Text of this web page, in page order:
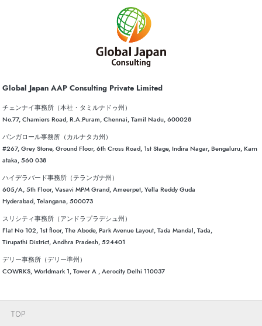
Global Japan AAP Consulting Private Limited
チェンナイ事務所（本社・タミルナドゥ州）
No.77, Chamiers Road, R.A.Puram, Chennai, Tamil Nadu, 600028
バンガロール事務所（カルナタカ州）
#267, Grey Stone, Ground Floor, 6th Cross Road, 1st Stage, Indira Nagar, Bengaluru, Karn
ataka, 560 038
ハイデラバード事務所（テランガナ州）
605/A, 5th Floor, Vasavi MPM Grand, Ameerpet, Yella Reddy Guda
Hyderabad, Telangana, 500073
スリシティ事務所（アンドラプラデシュ州）
Flat No 102, 1st floor, The Abode, Park Avenue Layout, Tada Mandal, Tada,
Tirupathi District, Andhra Pradesh, 524401
デリー事務所（デリー準州）
COWRKS, Worldmark 1, Tower A , Aerocity Delhi 110037
TOP